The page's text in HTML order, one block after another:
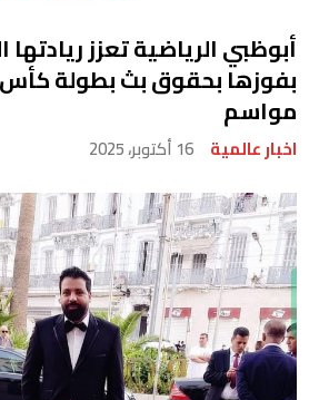
أبوظبي الرياضية تعزز ريادتها
بفوزها بحقوق بث بطولة كأس
مواسم
اخبار عالمية 16 أكتوبر، 2025